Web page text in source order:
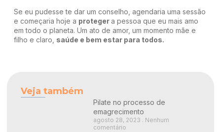
Se eu pudesse te dar um conselho, agendaria uma sessão
e começaria hoje a protegera pessoa que eu mais amo
em todo o planeta. Um ato de amor, um momento mãe e
filho e claro, saúde e bem estar para todos.
Veja também
Pilate no processo de
emagrecimento
agosto 28, 2023
Nenhum
comentário